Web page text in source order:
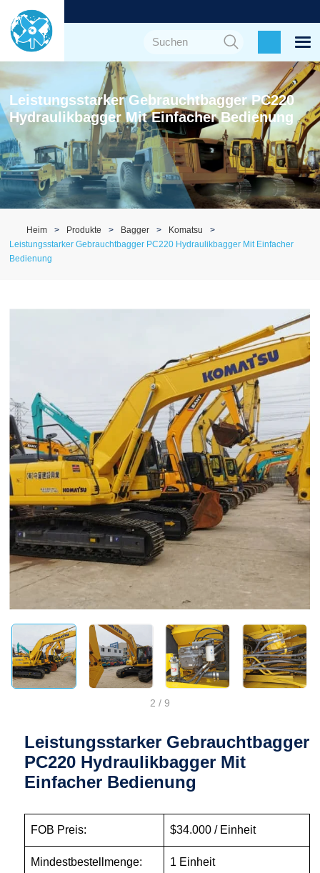
Leistungsstarker Gebrauchtbagger PC220
Hydraulikbagger Mit Einfacher Bedienung
Heim Produkte Bagger
Komatsu
Leistungsstarker Gebrauchtbagger PC220 Hydraulikbagger Mit Einfacher
Bedienung
2 / 9
Leistungsstarker Gebrauchtbagger
PC220 Hydraulikbagger Mit
Einfacher Bedienung
FOB Preis: $34.000 / Einheit
Mindestbestellmenge: 1 Einheit